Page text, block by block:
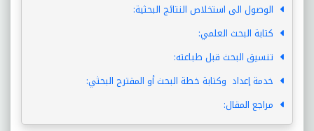
الوصول الى استخلاص النتائج البحثية:
كتابة البحث العلمي:
تنسيق البحث قبل طباعته:
خدمة إعداد وكتابة خطة البحث أو المقترح البحثي:
مراجع المقال: